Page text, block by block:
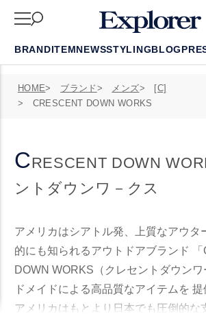
BRANDITEMNEWSSTYLINGBLOG
HOME ブランド メンズ
[C]
CRESCENT DOWN WORKS
CRESCENT DOWN
ントダウンワ－クス
アメリカはシアトル発、上質なアウタ
的にも知られるアウトドアブランド
DOWN WORKS（クレセントダウン
ドメイドによる高品質なアイテムを 提
アメリカはもとより日本でも圧倒的な